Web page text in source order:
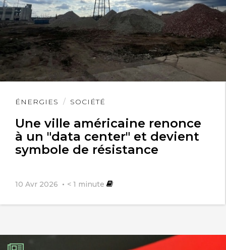
ÉNERGIES SOCIÉTÉ
Une ville américaine renonce
à un "data center" et devient
symbole de résistance
10 Avr 2026 < 1 minute
Lire